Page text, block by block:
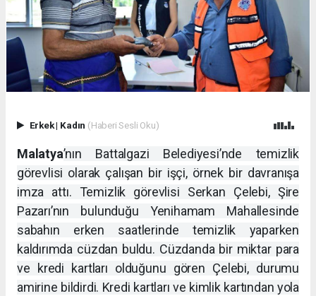
Erkek| Kadın (Haberi Sesli Oku)
Malatya’nın Battalgazi Belediyesi’nde temizlik
görevlisi olarak çalışan bir işçi, örnek bir davranışa
imza attı. Temizlik görevlisi Serkan Çelebi, Şire
Pazarı’nın bulunduğu Yenihamam Mahallesinde
sabahın erken saatlerinde temizlik yaparken
kaldırımda cüzdan buldu. Cüzdanda bir miktar para
ve kredi kartları olduğunu gören Çelebi, durumu
amirine bildirdi. Kredi kartları ve kimlik kartından yola